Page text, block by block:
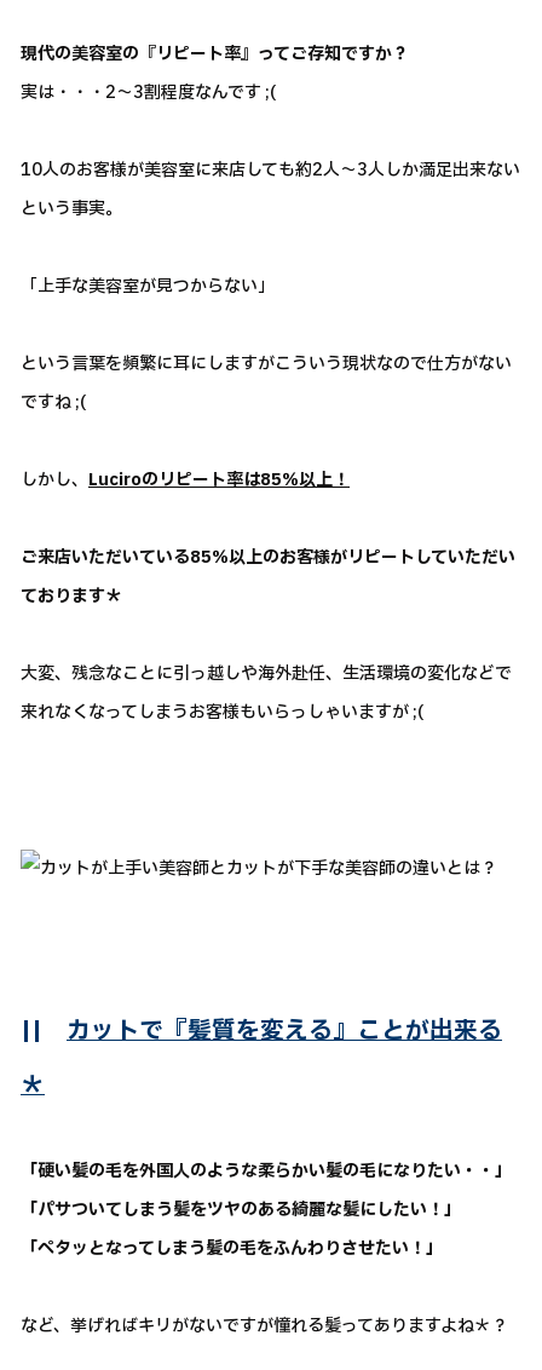
現代の美容室の『リピート率』ってご存知ですか？
実は・・・2～3割程度なんです ;(
10人のお客様が美容室に来店しても約2人～3人しか満足出来ない
という事実。
「上手な美容室が見つからない」
という言葉を頻繁に耳にしますがこういう現状なので仕方がない
ですね ;(
しかし、 Luciroのリピート率は85％以上！
ご来店いただいている85％以上のお客様がリピートしていただい
ております＊
大変、残念なことに引っ越しや海外赴任、生活環境の変化などで
来れなくなってしまうお客様もいらっしゃいますが ;(
|| カットで『髪質を変える』ことが出来る
＊
「硬い髪の毛を外国人のような柔らかい髪の毛になりたい・・」
「パサついてしまう髪をツヤのある綺麗な髪にしたい！」
「ペタッとなってしまう髪の毛をふんわりさせたい！」
など、挙げればキリがないですが憧れる髪ってありますよね＊？